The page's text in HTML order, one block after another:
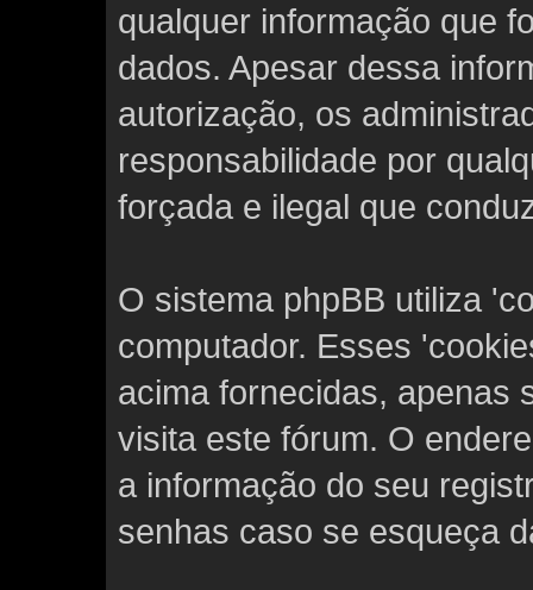
qualquer informação que
dados. Apesar dessa
autorização, os
responsabilidade por
forçada e ilegal que
O sistema phpBB utiliza
computador. Esses
acima fornecidas, apenas
visita este fórum. O
a informação do seu
senhas caso se esqueça